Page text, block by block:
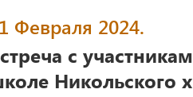
Февраля 2024.
с
Никольского